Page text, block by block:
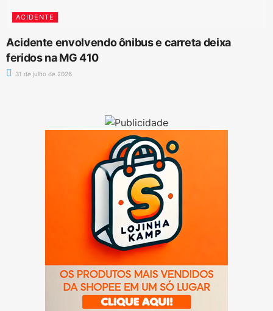
ACIDENTE
Acidente envolvendo ônibus e carreta deixa
feridos na MG 410
31 de julho de 2026